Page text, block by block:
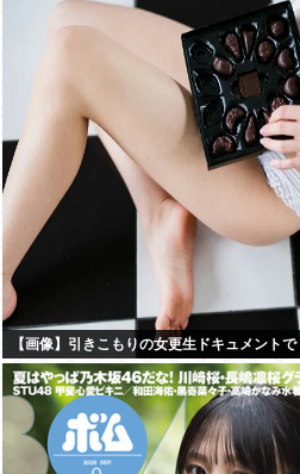
【画像】引きこもりの女更生ドキュメント